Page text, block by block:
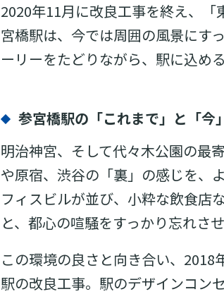
2020年11月に改良工事を終え、
宮橋駅は、今では周囲の風景にす
ーリーをたどりながら、駅に込め
参宮橋駅の「これまで」と「今」
明治神宮、そして代々木公園の最
や原宿、渋谷の「裏」の感じを、
フィスビルが並び、小粋な飲食店
と、都心の喧騒をすっかり忘れさせ
この環境の良さと向き合い、
駅の改良工事。駅のデザインコン